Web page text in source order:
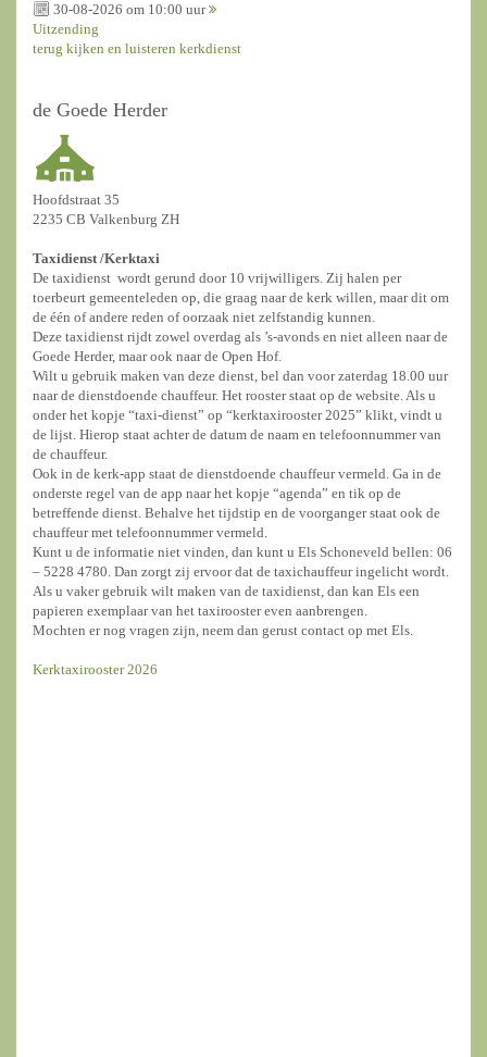
30-08-2026 om 10:00 uur
Uitzending
terug kijken en luisteren kerkdienst
de Goede Herder
Hoofdstraat 35
2235 CB Valkenburg ZH
Taxidienst /Kerktaxi
De taxidienst wordt gerund door 10 vrijwilligers. Zij halen per
toerbeurt gemeenteleden op, die graag naar de kerk willen, maar dit om
de één of andere reden of oorzaak niet zelfstandig kunnen.
Deze taxidienst rijdt zowel overdag als ’s-avonds en niet alleen naar de
Goede Herder, maar ook naar de Open Hof.
Wilt u gebruik maken van deze dienst, bel dan voor zaterdag 18.00 uur
naar de dienstdoende chauffeur. Het rooster staat op de website. Als u
onder het kopje “taxi-dienst” op “kerktaxirooster 2025” klikt, vindt u
de lijst. Hierop staat achter de datum de naam en telefoonnummer van
de chauffeur.
Ook in de kerk-app staat de dienstdoende chauffeur vermeld. Ga in de
onderste regel van de app naar het kopje “agenda” en tik op de
betreffende dienst. Behalve het tijdstip en de voorganger staat ook de
chauffeur met telefoonnummer vermeld.
Kunt u de informatie niet vinden, dan kunt u Els Schoneveld bellen: 06
– 5228 4780. Dan zorgt zij ervoor dat de taxichauffeur ingelicht wordt.
Als u vaker gebruik wilt maken van de taxidienst, dan kan Els een
papieren exemplaar van het taxirooster even aanbrengen.
Mochten er nog vragen zijn, neem dan gerust contact op met Els.
Kerktaxirooster 2026